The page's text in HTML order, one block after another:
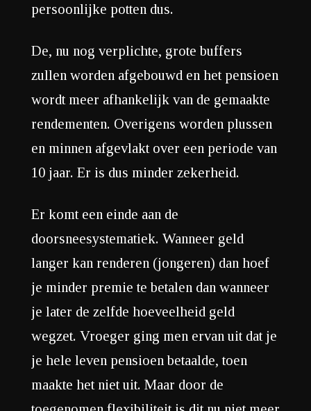
persoonlijke potten dus.
De, nu nog verplichte, grote buffers
zullen worden afgebouwd en het pensioen
wordt meer afhankelijk van de gemaakte
rendementen. Overigens worden plussen
en minnen afgevlakt over een periode van
10 jaar. Er is dus minder zekerheid.
Er komt een einde aan de
doorsneesystematiek. Wanneer geld
langer kan renderen (jongeren) dan hoef
je minder premie te betalen dan wanneer
je later de zelfde hoeveelheid geld
wegzet. Vroeger ging men ervan uit dat je
je hele leven pensioen betaalde, toen
maakte het niet uit. Maar door de